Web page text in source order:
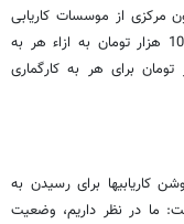
مرکزی از موسسات کاریابی
شده است همگی خواستار تغییر مصوبه دریافت 100 هزار تومان به ازاء هر به
هستند و معتقدند که دریافت 100 هزار تومان برای هر به کارگماری
کاریابیها برای رسیدن به
ما در نظر داریم، وضعیت